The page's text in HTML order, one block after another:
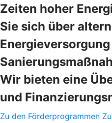
Zeiten hoher
Sie sich über
Wir bieten eine
und
Zu den Förderprogrammen